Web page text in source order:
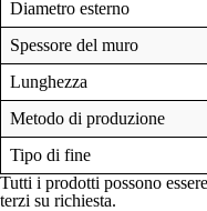
Diametro esterno
Spessore del muro
Lunghezza
Metodo di produzione
Tipo di fine
Tutti i prodotti possono
terzi su richiesta.